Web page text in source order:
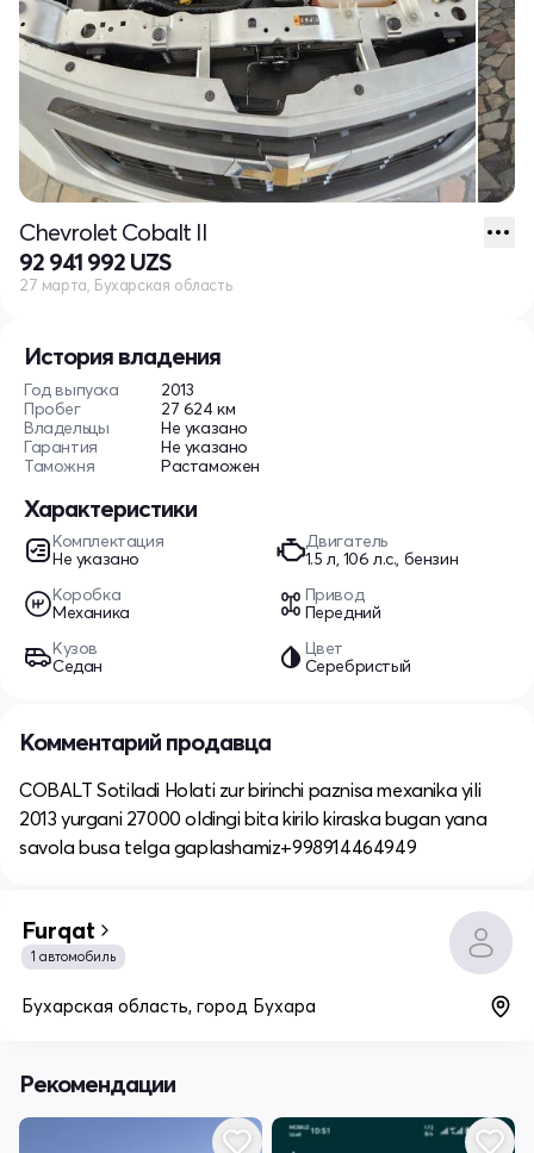
История владения
Год выпуска
2013
Пробег
27 624 км
Владельцы
Не указано
Гарантия
Не указано
Таможня
Растаможен
Характеристики
Комплектация
Не указано
Двигатель
1.5 л, 106 л.с., бензин
Коробка
Механика
Привод
Передний
Кузов
Седан
Цвет
Серебристый
Chevrolet Cobalt II
92 941 992 UZS
27 марта, Бухарская область
Комментарий продавца
COBALT Sotiladi Holati zur birinchi paznisa mexanika yili
2013 yurgani 27000 oldingi bita kirilo kiraska bugan yana
savola busa telga gaplashamiz+998914464949
Furqat
1 автомобиль
Бухарская область, город Бухара
Рекомендации